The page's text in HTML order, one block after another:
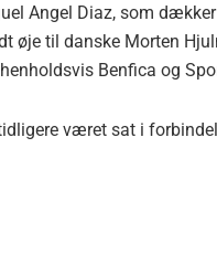
Angel Diaz, som
øje til danske Morten
Benfica og
været sat i